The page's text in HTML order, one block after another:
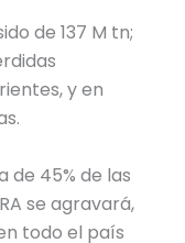
de 137 M tn;
y en
de 45% de las
se agravará,
todo el país